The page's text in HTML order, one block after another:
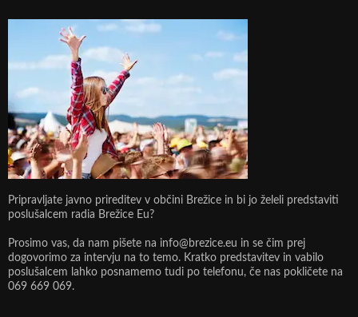
Pripravljate javno prireditev v občini Brežice in bi jo želeli predstaviti
poslušalcem radia Brežice Eu?
Prosimo vas, da nam pišete na info@brezice.eu in se čim prej
dogovorimo za intervju na to temo. Kratko predstavitev in vabilo
poslušalcem lahko posnamemo tudi po telefonu, če nas pokličete na
069 669 069.